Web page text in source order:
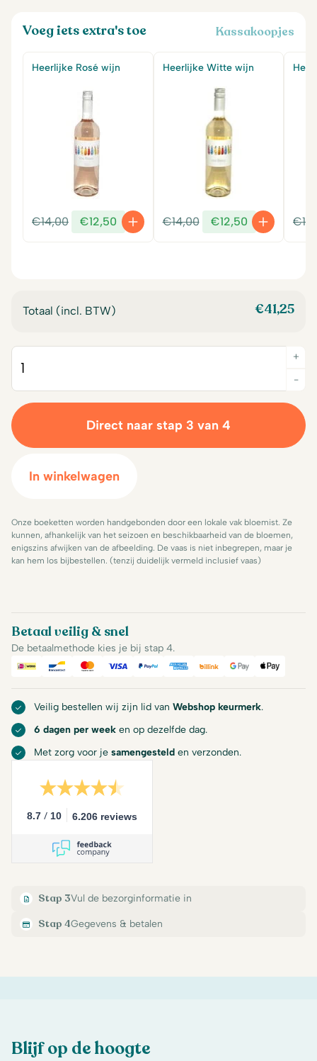
Voeg iets extra's toe Kassakoopjes
Heerlijke Rosé wijn
€14,00
Oorspronkelijke
prijs
€12,50
Huidige
prijs
Heerlijke Witte wijn
€14,00
Oorspronkelijke
prijs
€12,50
Huidige
prijs
€
Totaal (incl. BTW) €41,25
-
+
Direct naar stap 3 van 4
In winkelwagen
Onze boeketten worden handgebonden door een lokale vak bloemist. Ze
kunnen, afhankelijk van het seizoen en beschikbaarheid van de bloemen,
enigszins afwijken van de afbeelding. De vaas is niet inbegrepen, maar je
kan hem los bijbestellen. (tenzij duidelijk vermeld inclusief vaas)
Betaal veilig & snel
De betaalmethode kies je bij stap 4.
iDeal Bancontact
Mastercard
Visa PayPalAmerican Express
BillinkGoogle Pay
Apple
Veilig bestellen wij zijn lid van Webshop keurmerk.
6 dagen per week en op dezelfde dag.
Met zorg voor je samengesteld en verzonden.
8.7 / 10 6.206 reviews
Stap 3Vul de bezorginformatie in
Stap 4Gegevens & betalen
Blijf op de hoogte